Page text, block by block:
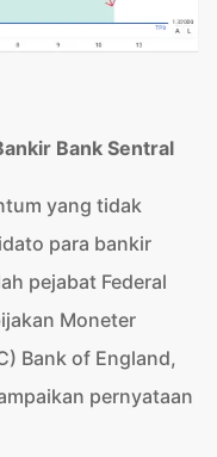
Bank Sentral
yang tidak
para bankir
pejabat Federal
Moneter
Bank of England,
pernyataan